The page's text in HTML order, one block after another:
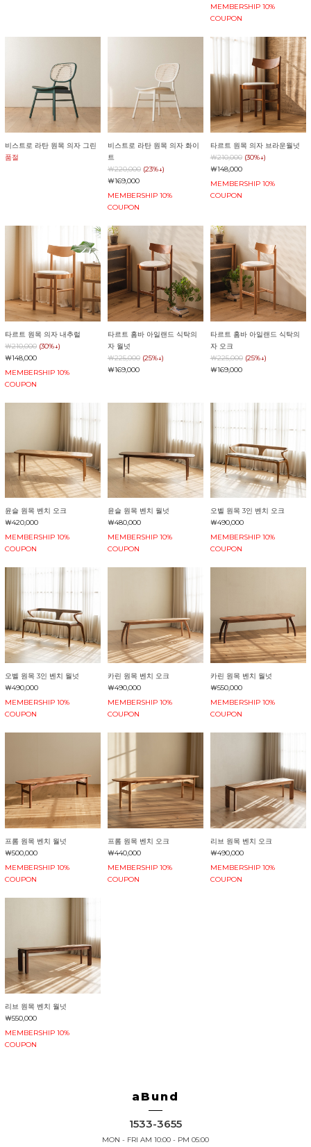
MEMBERSHIP 10%
COUPON
비스트로 라탄 원목 의자 그린
품절
비스트로 라탄 원목 의자 화이
트
￦220,000 (23%↓)
￦169,000
MEMBERSHIP 10%
COUPON
타르트 원목 의자 브라운월넛
￦210,000 (30%↓)
￦148,000
MEMBERSHIP 10%
COUPON
타르트 원목 의자 내추럴
￦210,000 (30%↓)
￦148,000
MEMBERSHIP 10%
COUPON
타르트 홈바 아일랜드 식탁의
자 월넛
￦225,000 (25%↓)
￦169,000
타르트 홈바 아일랜드 식탁의
자 오크
￦225,000 (25%↓)
￦169,000
윤슬 원목 벤치 오크
￦420,000
MEMBERSHIP 10%
COUPON
윤슬 원목 벤치 월넛
￦480,000
MEMBERSHIP 10%
COUPON
오벨 원목 3인 벤치 오크
￦490,000
MEMBERSHIP 10%
COUPON
오벨 원목 3인 벤치 월넛
￦490,000
MEMBERSHIP 10%
COUPON
카린 원목 벤치 오크
￦490,000
MEMBERSHIP 10%
COUPON
카린 원목 벤치 월넛
￦550,000
MEMBERSHIP 10%
COUPON
프롬 원목 벤치 월넛
￦500,000
MEMBERSHIP 10%
COUPON
프롬 원목 벤치 오크
￦440,000
MEMBERSHIP 10%
COUPON
리브 원목 벤치 오크
￦490,000
MEMBERSHIP 10%
COUPON
리브 원목 벤치 월넛
￦550,000
MEMBERSHIP 10%
COUPON
aBund
1533-3655
MON - FRI AM 10:00 - PM 05:00